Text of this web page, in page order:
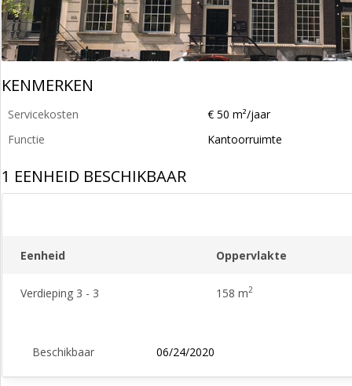
KENMERKEN
Servicekosten
€ 50 m²/jaar
Functie
Kantoorruimte
1 EENHEID BESCHIKBAAR
Eenheid Oppervlakte
Verdieping 3 - 3 158 m2
Beschikbaar 06/24/2020